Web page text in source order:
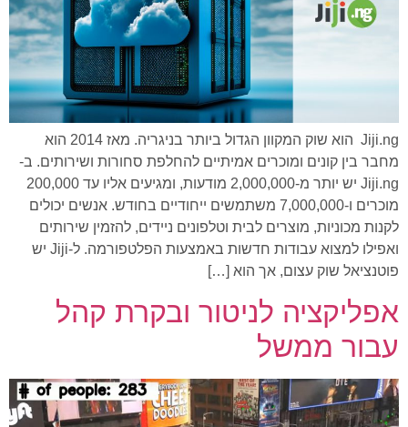
Jiji.ng הוא שוק המקוון הגדול ביותר בניגריה. מאז 2014 הוא
מחבר בין קונים ומוכרים אמיתיים להחלפת סחורות ושירותים. ב-
Jiji.ng יש יותר מ-2,000,000 מודעות, ומגיעים אליו עד 200,000
מוכרים ו-7,000,000 משתמשים ייחודיים בחודש. אנשים יכולים
לקנות מכוניות, מוצרים לבית וטלפונים ניידים, להזמין שירותים
ואפילו למצוא עבודות חדשות באמצעות הפלטפורמה. ל-Jiji יש
פוטנציאל שוק עצום, אך הוא […]
אפליקציה לניטור ובקרת קהל
עבור ממשל